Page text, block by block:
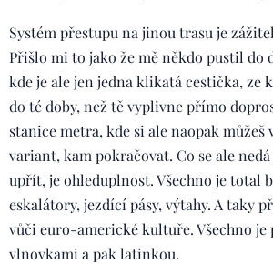
Systém přestupu na jinou trasu je
Přišlo mi to jako že mě někdo pustil do
kde je ale jen jedna klikatá cestička, ze
do té doby, než tě vyplivne přímo
stanice metra, kde si ale naopak můžeš
variant, kam pokračovat. Co se ale
upřít, je ohleduplnost. Všechno je total
eskalátory, jezdící pásy, výtahy. A taky
vůči euro-americké kultuře. Všechno je
vlnovkami a pak latinkou.